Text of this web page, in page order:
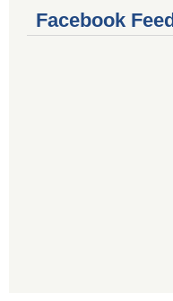
Facebook Feed